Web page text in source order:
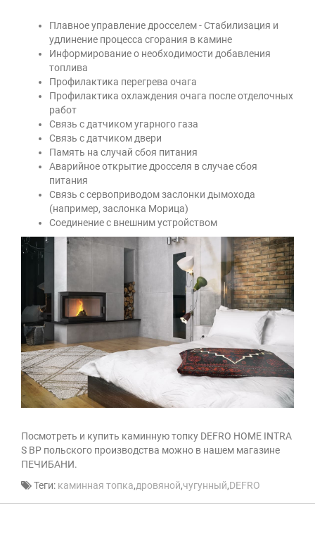
Плавное управление дросселем - Стабилизация и
удлинение процесса сгорания в камине
Информирование о необходимости добавления
топлива
Профилактика перегрева очага
Профилактика охлаждения очага после отделочных
работ
Связь с датчиком угарного газа
Связь с датчиком двери
Память на случай сбоя питания
Аварийное открытие дросселя в случае сбоя
питания
Связь с сервоприводом заслонки дымохода
(например, заслонка Морица)
Соединение с внешним устройством
Посмотреть и купить каминную топку DEFRO HOME INTRA
S BP польского производства можно в нашем магазине
ПЕЧИБАНИ.
Теги: каминная топка,дровяной,чугунный,DEFRO